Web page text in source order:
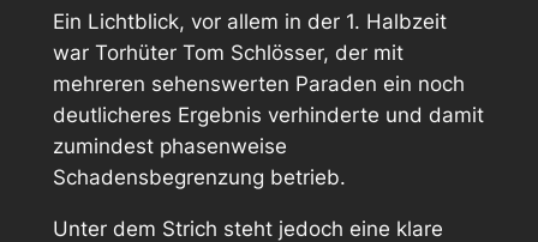
Ein Lichtblick, vor allem in der 1. Halbzeit
war Torhüter Tom Schlösser, der mit
mehreren sehenswerten Paraden ein noch
deutlicheres Ergebnis verhinderte und damit
zumindest phasenweise
Schadensbegrenzung betrieb.
Unter dem Strich steht jedoch eine klare